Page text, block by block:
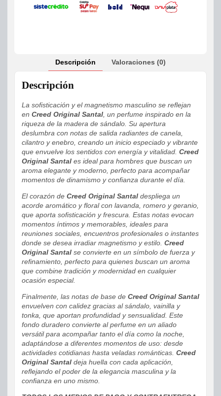
Descripción Valoraciones (0)
Descripción
La sofisticación y el magnetismo masculino se reflejan
en Creed Original Santal , un perfume inspirado en la
riqueza de la madera de sándalo. Su apertura
deslumbra con notas de salida radiantes de canela,
cilantro y enebro, creando un inicio especiado y vibrante
que envuelve los sentidos con energía y vitalidad. Creed
Original Santal es ideal para hombres que buscan un
aroma elegante y moderno, perfecto para acompañar
momentos de dinamismo y confianza durante el día.
El corazón de Creed Original Santal despliega un
acorde aromático y floral con lavanda, romero y geranio,
que aporta sofisticación y frescura. Estas notas evocan
momentos íntimos y memorables, ideales para
reuniones sociales, encuentros profesionales o instantes
donde se desea irradiar magnetismo y estilo. Creed
Original Santal se convierte en un símbolo de fuerza y
refinamiento, perfecto para quienes buscan un aroma
que combine tradición y modernidad en cualquier
ocasión especial.
Finalmente, las notas de base de Creed Original Santal
envuelven con calidez gracias al sándalo, vainilla y
tonka, que aportan profundidad y sensualidad. Este
fondo duradero convierte al perfume en un aliado
versátil para acompañar tanto el día como la noche,
adaptándose a diferentes momentos de uso: desde
actividades cotidianas hasta veladas románticas. Creed
Original Santal deja huella con cada aplicación,
reflejando el poder de la elegancia masculina y la
confianza en uno mismo.